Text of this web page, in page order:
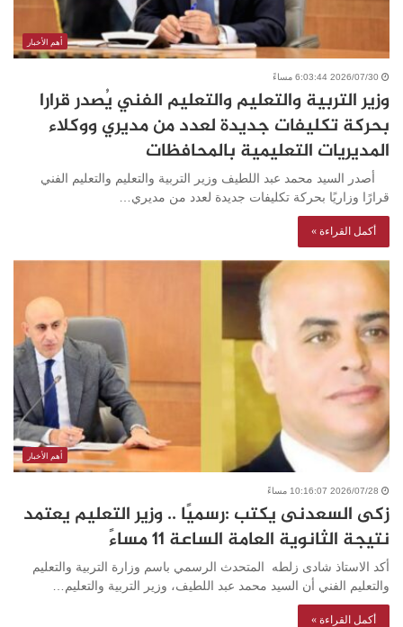
أهم الأخبار
2026/07/30 6:03:44 مساءً
وزير التربية والتعليم والتعليم الفني يُصدر قرارا
بحركة تكليفات جديدة لعدد من مديري ووكلاء
المديريات التعليمية بالمحافظات
أصدر السيد محمد عبد اللطيف وزير التربية والتعليم والتعليم الفني
قرارًا وزاريًا بحركة تكليفات جديدة لعدد من مديري…
أكمل القراءة »
أهم الأخبار
2026/07/28 10:16:07 مساءً
زكى السعدنى يكتب :رسميًا .. وزير التعليم يعتمد
نتيجة الثانوية العامة الساعة 11 مساءً
أكد الاستاذ شادى زلطه المتحدث الرسمي باسم وزارة التربية والتعليم
والتعليم الفني أن السيد محمد عبد اللطيف، وزير التربية والتعليم…
أكمل القراءة »